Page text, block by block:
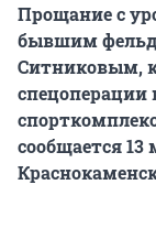
Прощание с
бывшим
Ситниковым,
спецоперации
сообщается 13